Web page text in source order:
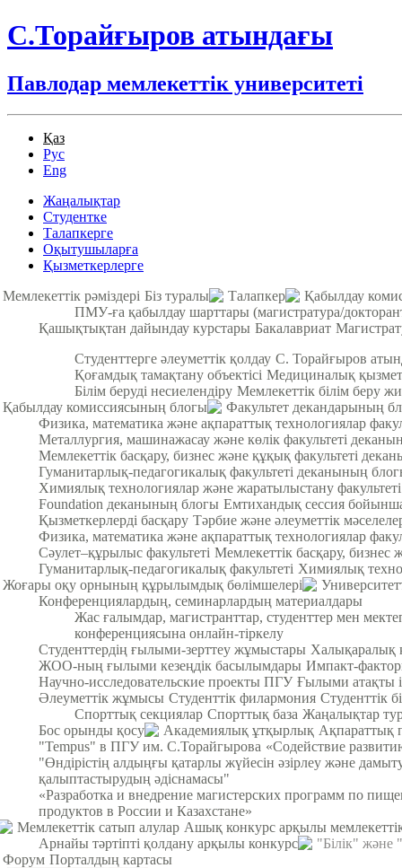
С.Торайғыров атындағы
Павлодар мемлекеттік университеті
Қаз
Рус
Eng
Жаңалықтар
Студентке
Талапкерге
Оқытушыларға
Қызметкерлерге
Мемлекеттік рәміздері Біз туралы Талапкер
Қабылдау
ПМУ-ға қабылдау шарттары (магистратура/
Қашықтықтан дайындау курстары Бакалавриат
Студенттерге әлеуметтік қолдау С. Торайғыров
Қоғамдық тамақтану объектісі Медициналық
Білім беруді несиелендіру Мемлекеттік білім беру
Қабылдау комиссиясының блогы
Факультет декандарының
Физика, математика және ақпараттық технологиялар
Металлургия, машинажасау және көлік факультеті
Мемлекеттік басқару, бизнес және құқық факультеті
Гуманитарлық-педагогикалық факультеті деканының
Химиялық технологиялар және жаратылыстану
Foundation деканының блогы Емтихандық сессия
Қызметкерлерді басқару Тәрбие және әлеуметтік
Физика, математика және ақпараттық технологиялар
Cәулет–құрылыс факультеті Мемлекеттік басқару, бизнес
Гуманитарлық-педагогикалық факультеті Химиялық
Жоғары оқу орнының құрылымдық бөлімшелері
Конференциялардың, семинарлардың материалдары
Жас ғалымдар, магистранттар, студенттер мен
конференциясына онлайн-тіркелу
Студенттердің ғылыми-зерттеу жұмыстары Халықаралық
ЖОО-ның ғылыми кезеңдік басылымдары Импакт-
Научно-исследовательские проекты ПГУ Ғылыми атақты
Әлеуметтік жұмысы Студенттік филармония Студенттік
Спорттық секциялар Спорттық база Жаңалықтар
Бос орынды қосу
Академиялық ұтқырлық Ақпараттық
"Tempus" в ПГУ им. С.Торайгырова «Содействие
"Өндірістің алдыңғы қатарлы жүйесін әзірлеу және
қалыптастырудың әдіснамасы"
«Разработка и внедрение магистерских программ по
продуктов в России и Казахстане»
Мемлекеттік сатып алулар Ашық конкурс арқылы
Арнайы тәртіпті қолдану арқылы конкурс
"Білік" және
Форум Порталдың картасы